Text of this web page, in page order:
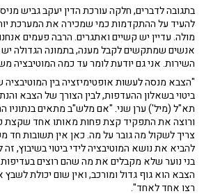
בתגובה לדברים, חלקה עורכת הדין יעקב גביש
מולה. עדיין יש קשיים ואתגרים. הרבה פעמים
אנשים שמתקשים לקבל מענה, בתמונה הגדולה יש
השירות. אני גם יודעת לומר עד כמה המוטיבציה
"הצבא מנסה לעשות אופטימיזציה בין המוטיבציה
ביטוי בשאלון ההעדפות, לבין הצורך של הצבא
תא"ל (מיל') ערן שני. "אם מלש"ב מתאים בנתוניו
ורוצה את התפקיד קצת פחות מאותו אחד שקצת
צריך לשקול מה גובר על מה. כאן אין תשובות חד
להביא את נושא המוטיבציה לידי ביטוי בשיבוץ,
בני נוער שלא מקבלים את מה שהם רוצים
הצבא הוא גוף גדול ומורכב, ואין שום יכולת
רצו אחד לאחד".